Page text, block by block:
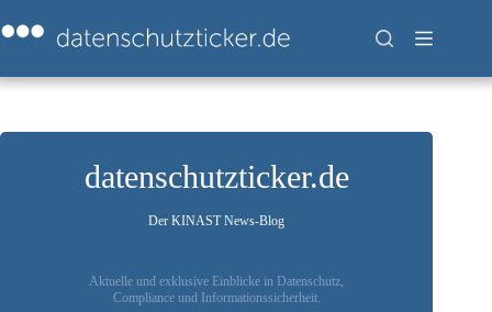
Inhalt
springen
datenschutzticker.de
Der KINAST News-Blog
Aktuelle und exklusive Einblicke in Datenschutz,
Compliance und Informationssicherheit.